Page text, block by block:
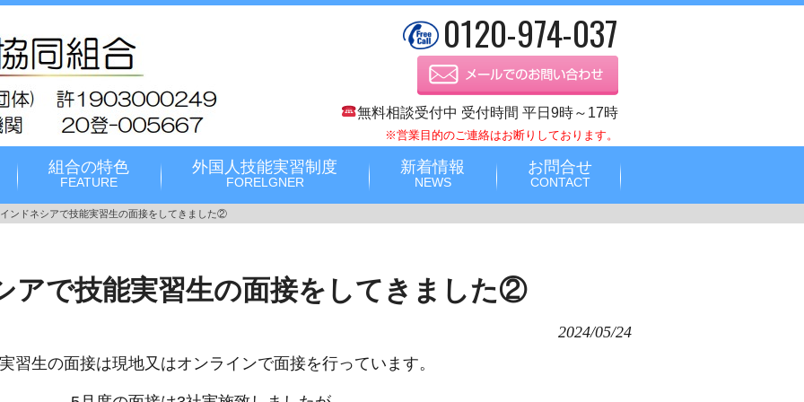
0120-974-037
無料相談受付中 受付時間 平日9時～17時
※営業目的のご連絡はお断りしております。
組合の特色
FEATURE
外国人技能実習制度
FORELGNER
新着情報
NEWS
お問合せ
CONTACT
インドネシアで技能実習生の面接をしてきました②
アで技能実習生の面接をしてきました②
2024/05/24
習生の面接は現地又はオンラインで面接を行っています。